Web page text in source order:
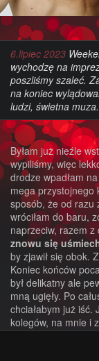
6.lipiec 2023
wychodzę na
poszliśmy szaleć.
na koniec
ludzi, świetna muza.
Byłam już nieźle
wypiliśmy, więc
drodze wpadłam
mega przystojnego
sposób, że od razu
wróciłam do baru,
naprzeciw, razem
znowu się
by zjawił się obok.
Koniec końców
był delikatny ale
mną ugięły. Po
chciałabym już iść.
kolegów, na mnie i
ochotę, żeby jego
więcej niż jednym